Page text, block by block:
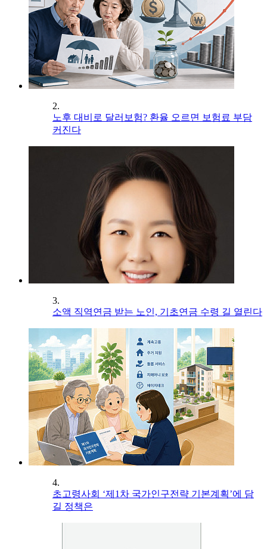
2.
노후 대비로 달러보험? 환율 오르면 보험료 부담
커진다
3.
소액 직역연금 받는 노인, 기초연금 수령 길 열린다
4.
초고령사회 ‘제1차 국가인구전략 기본계획’에 담
길 정책은